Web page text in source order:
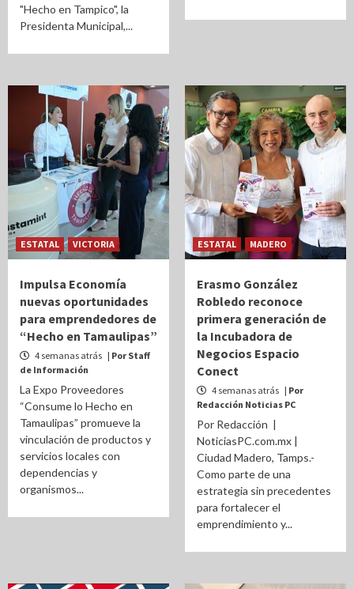
"Hecho en Tampico", la
Presidenta Municipal,...
ESTATAL VICTORIA
Impulsa Economía
nuevas oportunidades
para emprendedores de
“Hecho en Tamaulipas”
4 semanas atrás | Por Staff
de Información
La Expo Proveedores
“Consume lo Hecho en
Tamaulipas” promueve la
vinculación de productos y
servicios locales con
dependencias y
organismos...
ESTATAL MADERO
Erasmo González
Robledo reconoce
primera generación de
la Incubadora de
Negocios Espacio
Conect
4 semanas atrás | Por
Redacción Noticias PC
Por Redacción |
NoticiasPC.com.mx |
Ciudad Madero, Tamps.-
Como parte de una
estrategia sin precedentes
para fortalecer el
emprendimiento y...